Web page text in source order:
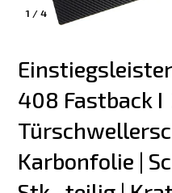
1 / 4
408 Fastback I
Karbonfolie |